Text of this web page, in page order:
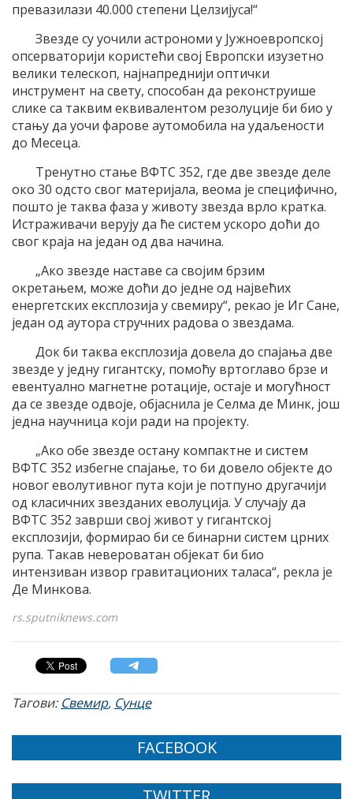
превазилази 40.000 степени Целзијуса!“
Звезде су уочили астрономи у Јужноевропској
опсерваторији користећи свој Европски изузетно
велики телескоп, најнапреднији оптички
инструмент на свету, способан да реконструише
слике са таквим еквивалентом резолуције би био у
стању да уочи фарове аутомобила на удаљености
до Месеца.
Тренутно стање ВФТС 352, где две звезде деле
око 30 одсто свог материјала, веома је специфично,
пошто је таква фаза у животу звезда врло кратка.
Истраживачи верују да ће систем ускоро доћи до
свог краја на један од два начина.
„Ако звезде наставе са својим брзим
окретањем, може доћи до једне од највећих
енергетских експлозија у свемиру“, рекао је Иг Сане,
један од аутора стручних радова о звездама.
Док би таква експлозија довела до спајања две
звезде у једну гигантску, помоћу вртоглаво брзе и
евентуално магнетне ротације, остаје и могућност
да се звезде одвоје, објаснила је Селма де Минк, још
једна научница који ради на пројекту.
„Ако обе звезде остану компактне и систем
ВФТС 352 избегне спајање, то би довело објекте до
новог еволутивног пута који је потпуно другачији
од класичних звезданих еволуција. У случају да
ВФТС 352 заврши свој живот у гигантској
експлозији, формирао би се бинарни систем црних
рупа. Такав невероватан објекат би био
интензиван извор гравитационих таласа“, рекла је
Де Минкова.
rs.sputniknews.com
Тагови: Свемир, Сунце
FACEBOOK